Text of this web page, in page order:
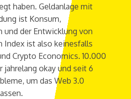
haben. Geldanlage mit
ist Konsum,
und der Entwicklung von
Index ist also keinesfalls
Crypto Economics. 10.000
jahrelang okay und seit 6
um das Web 3.0